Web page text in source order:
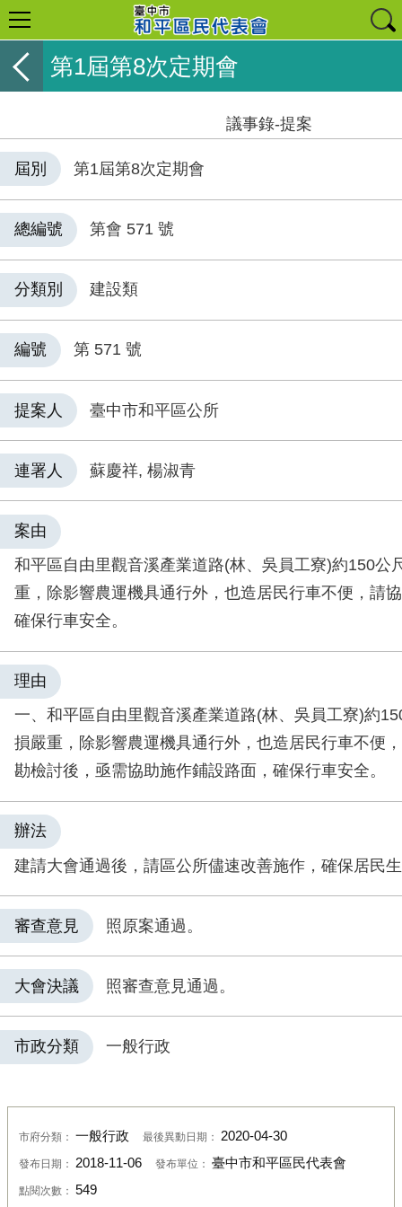
第1屆第8次定期會
議事錄-提案
屆別 第1屆第8次定期會
總編號 第會 571 號
分類別 建設類
編號 第 571 號
提案人 臺中市和平區公所
連署人 蘇慶祥, 楊淑青
案由
和平區自由里觀音溪產業道路(林、吳員工寮)約150公
重，除影響農運機具通行外，也造居民行車不便，請
確保行車安全。
理由
一、和平區自由里觀音溪產業道路(林、吳員工寮)約
損嚴重，除影響農運機具通行外，也造居民行車不便
勘檢討後，亟需協助施作鋪設路面，確保行車安全。
辦法
建請大會通過後，請區公所儘速改善施作，確保居民
審查意見 照原案通過。
大會決議 照審查意見通過。
市政分類 一般行政
市府分類： 一般行政 最後異動日期： 2020-04-30
發布日期： 2018-11-06 發布單位： 臺中市和平區民代表會
點閱次數： 549